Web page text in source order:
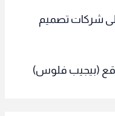
شركات تصميم
(بيجيب فلوس)